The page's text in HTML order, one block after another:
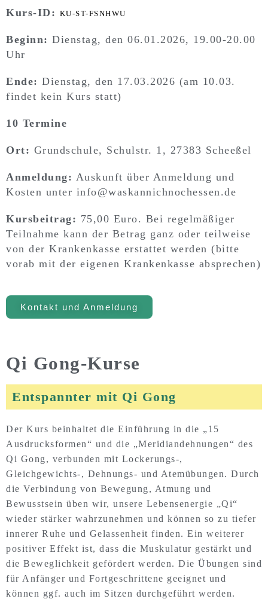
Kurs-ID: KU-ST-FSNHWU
Beginn: Dienstag, den 06.01.2026, 19.00-20.00
Uhr
Ende: Dienstag, den 17.03.2026 (am 10.03.
findet kein Kurs statt)
10 Termine
Ort: Grundschule, Schulstr. 1, 27383 Scheeßel
Anmeldung: Auskunft über Anmeldung und
Kosten unter info@waskannichnochessen.de
Kursbeitrag: 75,00 Euro. Bei regelmäßiger
Teilnahme kann der Betrag ganz oder teilweise
von der Krankenkasse erstattet werden (bitte
vorab mit der eigenen Krankenkasse absprechen)
Kontakt und Anmeldung
Qi Gong-Kurse
Entspannter mit Qi Gong
Der Kurs beinhaltet die Einführung in die „15
Ausdrucksformen“ und die „Meridiandehnungen“ des
Qi Gong, verbunden mit Lockerungs-,
Gleichgewichts-, Dehnungs- und Atemübungen. Durch
die Verbindung von Bewegung, Atmung und
Bewusstsein üben wir, unsere Lebensenergie „Qi“
wieder stärker wahrzunehmen und können so zu tiefer
innerer Ruhe und Gelassenheit finden. Ein weiterer
positiver Effekt ist, dass die Muskulatur gestärkt und
die Beweglichkeit gefördert werden. Die Übungen sind
für Anfänger und Fortgeschrittene geeignet und
können ggf. auch im Sitzen durchgeführt werden.